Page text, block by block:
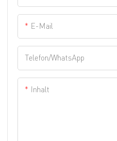
SMD-Typ
Aluminium-
Snap-In-Typ
Aluminium-
Elektrolytkondensatoren mit
E-Mail
Telefon/WhatsApp
Inhalt